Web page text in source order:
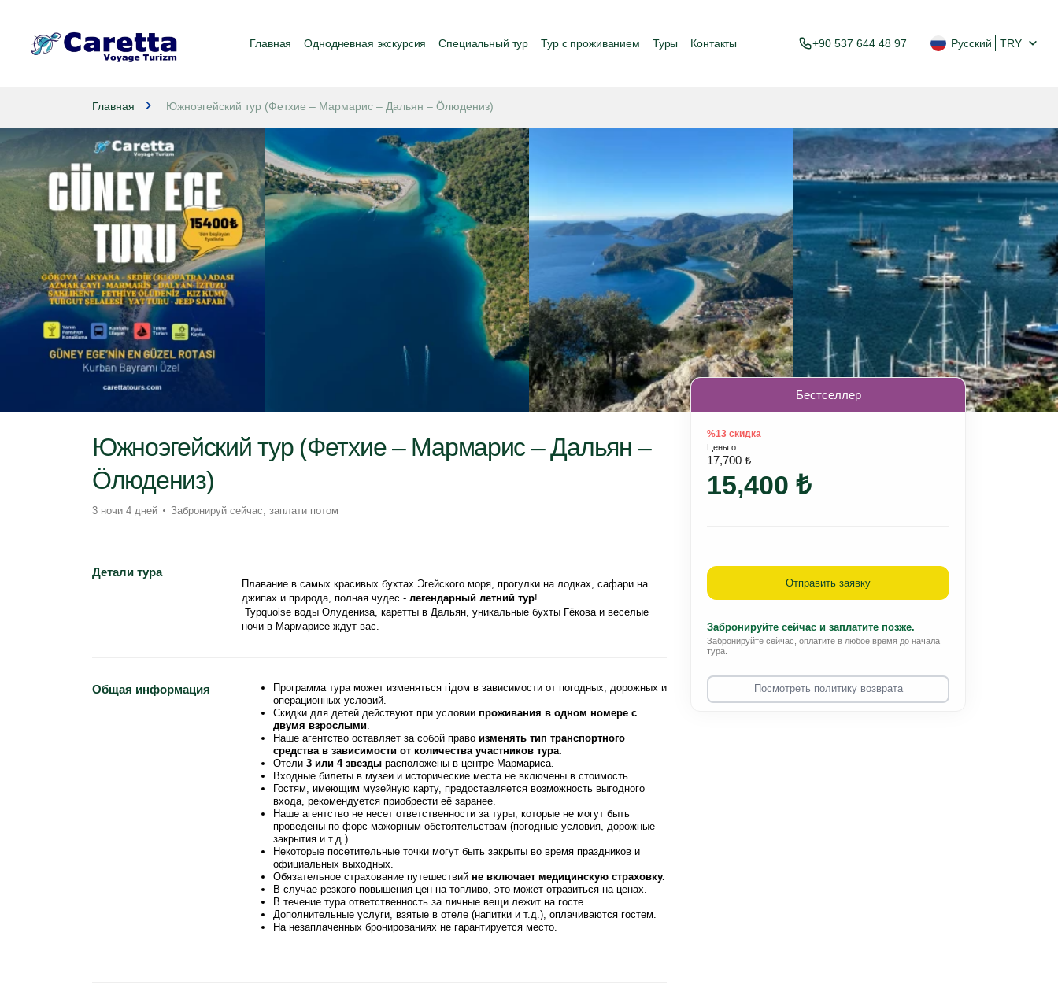
Главная Однодневная экскурсия Специальный тур Тур с проживанием Туры Контакты +90 537 644 48 97 Русский TRY
Главная Южноэгейский тур (Фетхие – Мармарис – Дальян – Öлюдениз)
Южноэгейский тур (Фетхие – Мармарис – Дальян –
Öлюдениз)
3 ночи 4 дней Забронируй сейчас, заплати потом
Детали тура
Плавание в самых красивых бухтах Эгейского моря, прогулки на лодках, сафари на
джипах и природа, полная чудес - легендарный летний тур!
ночи в Мармарисе ждут вас.
Общая информация
Программа тура может изменяться гідом в зависимости от погодных, дорожных и
операционных условий.
Скидки для детей действуют при условии проживания в одном номере с
двумя взрослыми
Наше агентство оставляет за собой право изменять тип транспортного
средства в зависимости от количества участников тура.
Отели 3 или 4 звезды расположены в центре Мармариса.
Входные билеты в музеи и исторические места не включены в стоимость.
Гостям, имеющим музейную карту, предоставляется возможность выгодного
входа, рекомендуется приобрести её заранее.
Наше агентство не несет ответственности за туры, которые не могут быть
проведены по форс-мажорным обстоятельствам (погодные условия, дорожные
закрытия и т.д.).
Некоторые посетительные точки могут быть закрыты во время праздников и
официальных выходных.
Обязательное страхование путешествий не включает медицинскую страховку.
В случае резкого повышения цен на топливо, это может отразиться на ценах.
В течение тура ответственность за личные вещи лежит на госте.
Дополнительные услуги, взятые в отеле (напитки и т.д.), оплачиваются гостем.
На незаплаченных бронированиях не гарантируется место.
Бестселлер
%13 скидка
Цены от
17,700 ₺
15,400 ₺
Отправить заявку
Забронируйте сейчас и заплатите позже.
Забронируйте сейчас, оплатите в любое время до начала
тура.
Посмотреть политику возврата